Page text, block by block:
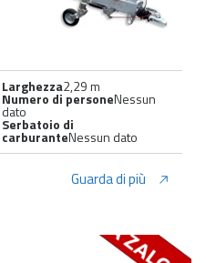
Larghezza2,29 m
Numero di personeNessun
dato
Serbatoio di
carburanteNessun dato
Guarda di più